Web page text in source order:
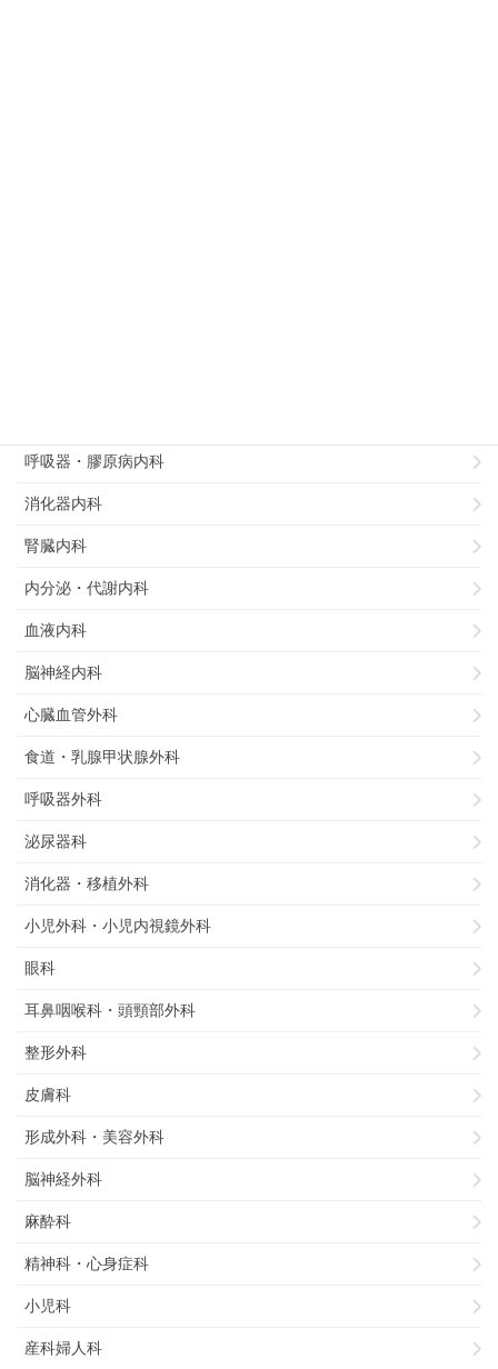
呼吸器・膠原病内科
消化器内科
腎臓内科
内分泌・代謝内科
血液内科
脳神経内科
心臓血管外科
食道・乳腺甲状腺外科
呼吸器外科
泌尿器科
消化器・移植外科
小児外科・小児内視鏡外科
眼科
耳鼻咽喉科・頭頸部外科
整形外科
皮膚科
形成外科・美容外科
脳神経外科
麻酔科
精神科・心身症科
小児科
産科婦人科